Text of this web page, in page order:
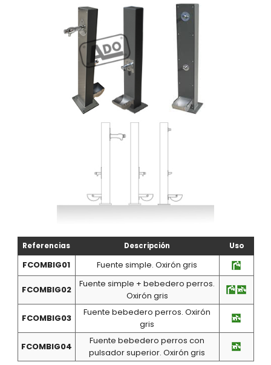
Referencias Descripción Uso
FCOMBIG01 Fuente simple. Oxirón gris
FCOMBIG02
Fuente simple + bebedero perros.
Oxirón gris
FCOMBIG03
Fuente bebedero perros. Oxirón
gris
FCOMBIG04
Fuente bebedero perros con
pulsador superior. Oxirón gris